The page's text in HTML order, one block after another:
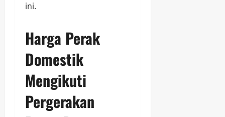
ini.
Harga Perak
Domestik
Mengikuti
Pergerakan